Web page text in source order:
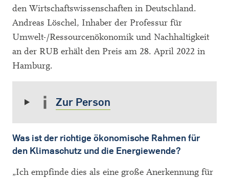
den Wirtschaftswissenschaften in Deutschland.
Andreas Löschel, Inhaber der Professur für
Umwelt-/Ressourcenökonomik und Nachhaltigkeit
an der RUB erhält den Preis am 28. April 2022 in
Hamburg.
Zur Person
Was ist der richtige ökonomische Rahmen für
den Klimaschutz und die Energiewende?
„Ich empfinde dies als eine große Anerkennung für